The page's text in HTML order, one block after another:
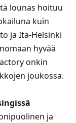
lounas hoituu
kuin
ja Itä-Helsinki
hyvää
onkin
joukossa.
ja